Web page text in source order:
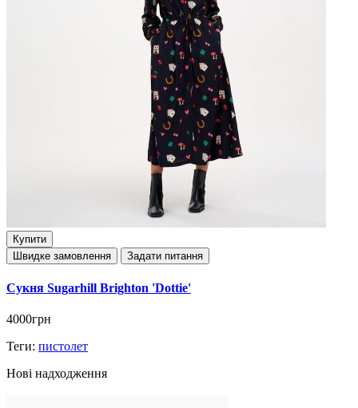
Купити
Швидке замовлення
Задати питання
Сукня Sugarhill Brighton 'Dottie'
4000грн
Теги: пистолет
Нові надходження